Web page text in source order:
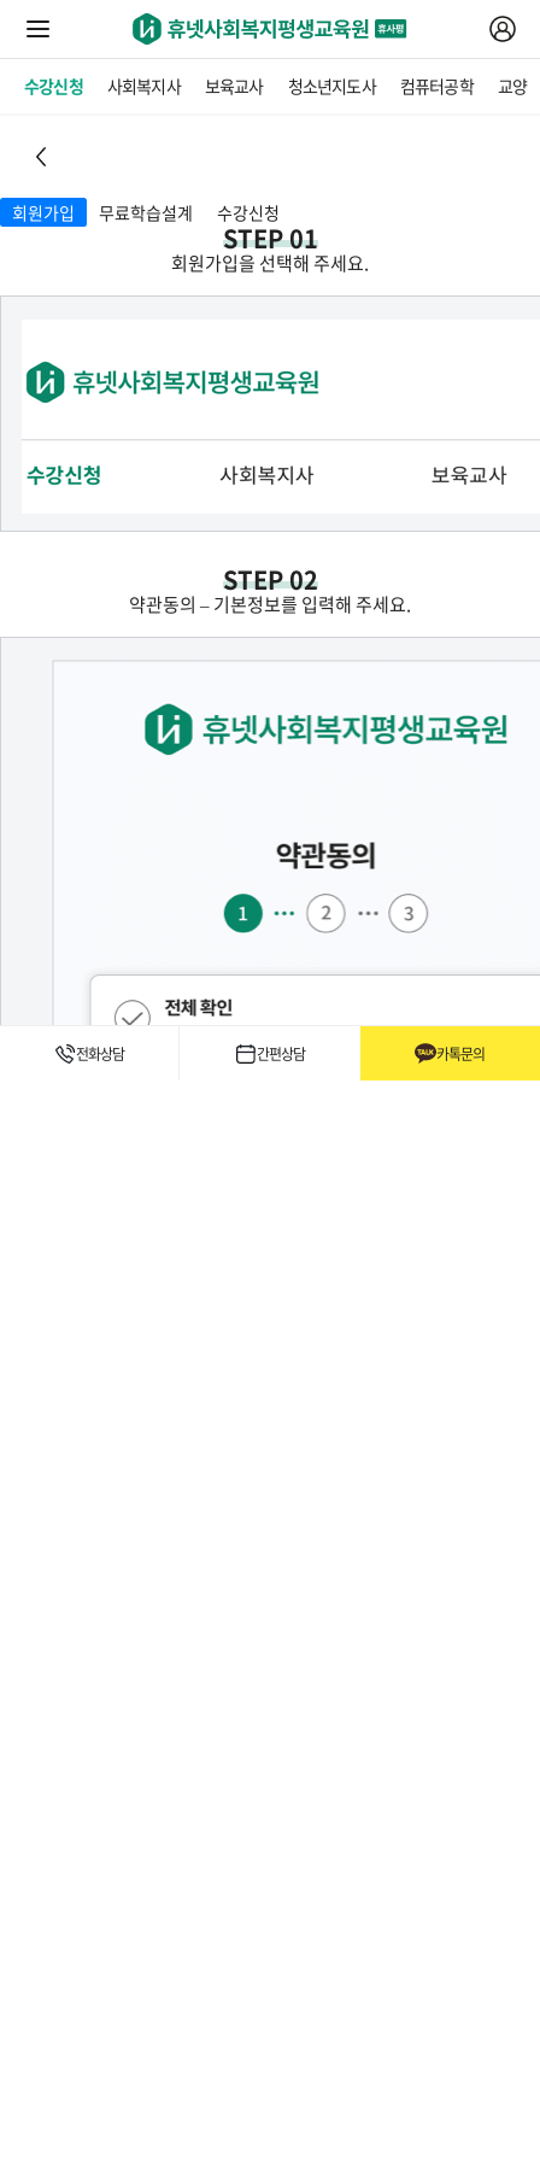
수강신청 사회복지사 보육교사 청소년지도사 컴퓨터공학 교양
회원가입 무료학습설계 수강신청
STEP 01
회원가입을 선택해 주세요.
STEP 02
약관동의 – 기본정보를 입력해 주세요.
전화상담 간편상담 카톡문의